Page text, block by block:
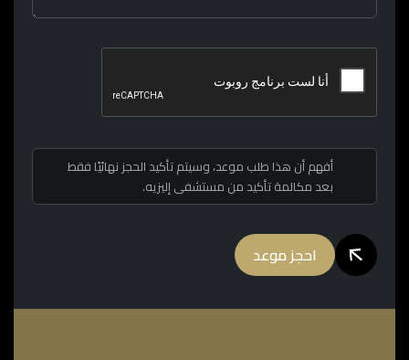
أفهم أن هذا طلب موعد، وسيتم تأكيد الحجز نهائيًا فقط
بعد مكالمة تأكيد من مستشفى إليزيه.
احجز موعد